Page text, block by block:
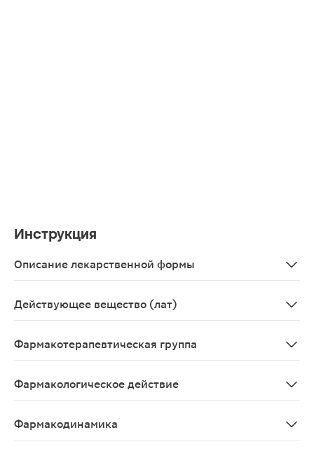
Инструкция
Описание лекарственной формы
Действующее вещество (лат)
Фармакотерапевтическая группа
Фармакологическое действие
Фармакодинамика